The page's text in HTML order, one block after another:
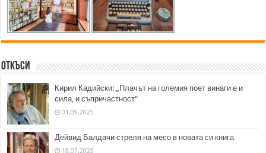
Откъси
Кирил Кадийски: „Плачът на големия поет винаги е и
сила, и съпричастност“
01.09.2025
Дейвид Балдачи стреля на месо в новата си книга
18.07.2025